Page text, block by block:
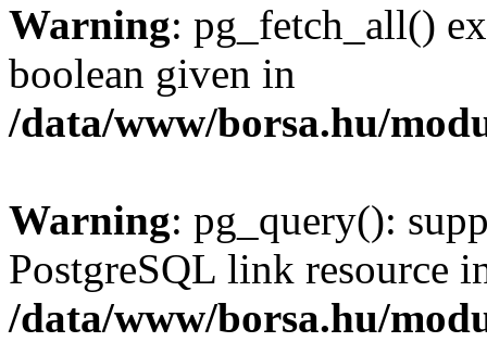
Warning: pg_fetch_all()
boolean given in
/data/www/borsa.hu/
Warning: pg_query():
PostgreSQL link resource
/data/www/borsa.hu/